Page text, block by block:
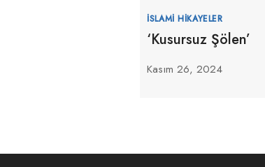
İSLAMI HIKAYELER
‘Kusursuz Şölen’
Kasım 26, 2024